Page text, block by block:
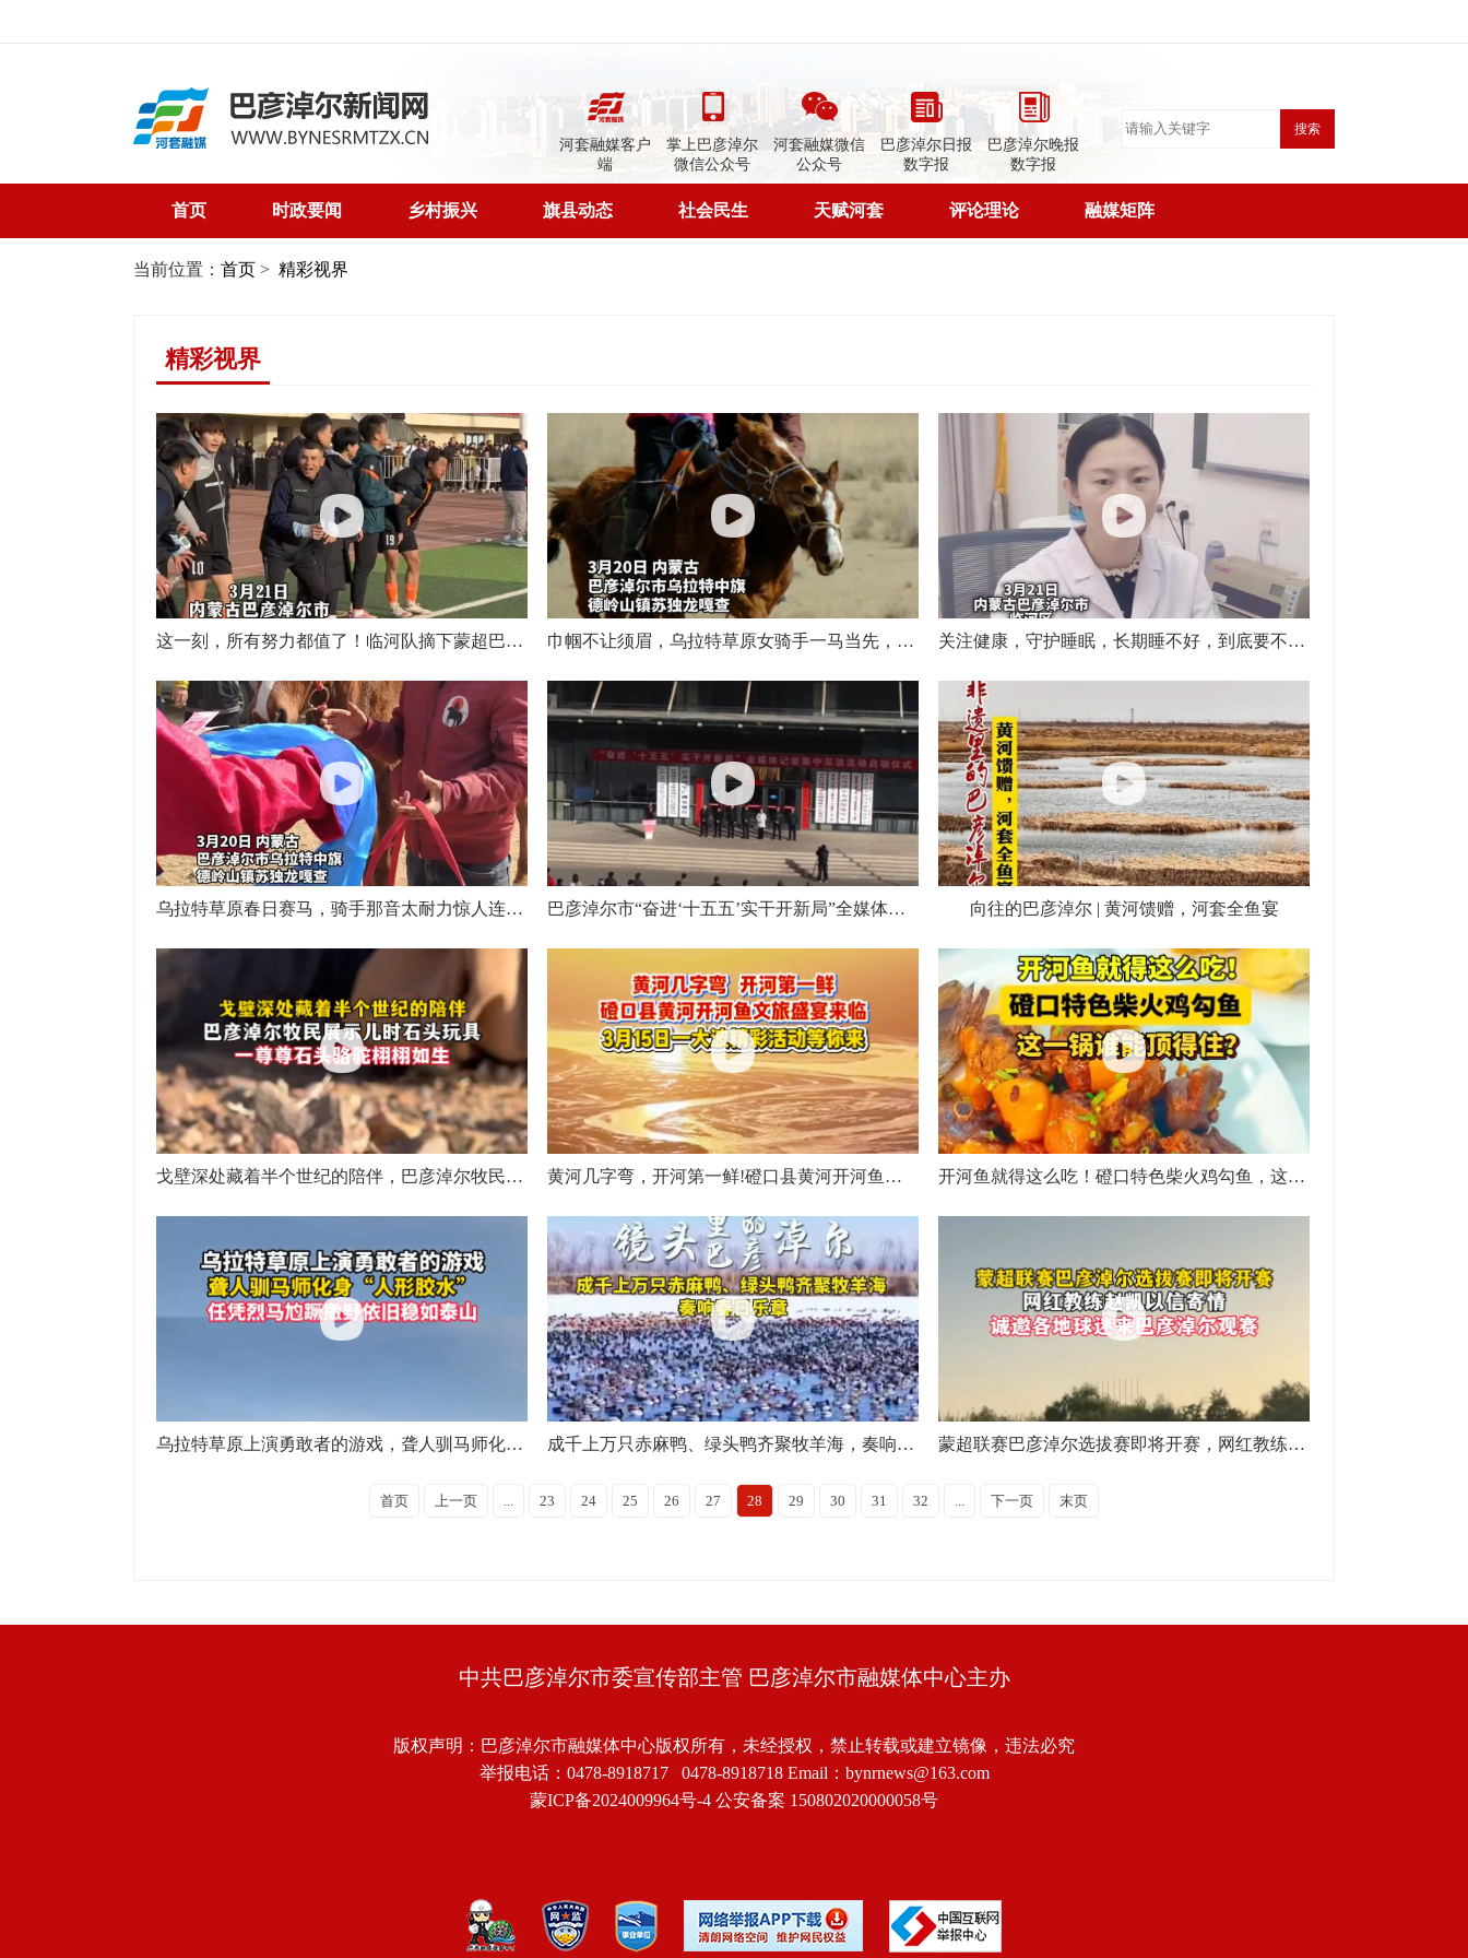
河套融媒客户
端
掌上巴彦淖尔
微信公众号
河套融媒微信
公众号
巴彦淖尔日报
数字报
巴彦淖尔晚报
数字报
搜索
首页 时政要闻 乡村振兴 旗县动态 社会民生 天赋河套 评论理论 融媒矩阵
当前位置： 首页 > 精彩视界
精彩视界
这一刻，所有努力都值了！临河队摘下蒙超巴彦淖尔选拔赛桂冠，球员们用最热烈的方式庆祝胜利 巾帼不让须眉，乌拉特草原女骑手一马当先，勇夺蒙古马6000米比赛冠军 关注健康，守护睡眠，长期睡不好，到底要不要看医生？睡眠医学中心医生为你一次说清
乌拉特草原春日赛马，骑手那音太耐力惊人连续夺得蒙古马一万米和混血马一万米两项冠军 巴彦淖尔市“奋进‘十五五’实干开新局”全媒体记者集中采访活动启动 向往的巴彦淖尔 | 黄河馈赠，河套全鱼宴
戈壁深处藏着半个世纪的陪伴，巴彦淖尔牧民展示儿时石头玩具，一尊尊石头骆驼栩栩如生 黄河几字弯，开河第一鲜!磴口县黄河开河鱼文旅盛宴来临，3月15日一大波精彩活动等你来 开河鱼就得这么吃！磴口特色柴火鸡勾鱼，这一锅谁能顶得住？
乌拉特草原上演勇敢者的游戏，聋人驯马师化身“人形胶水”，任凭烈马尥蹶撒野依旧稳如泰山 成千上万只赤麻鸭、绿头鸭齐聚牧羊海，奏响春日乐章 蒙超联赛巴彦淖尔选拔赛即将开赛，网红教练赵凯以信寄情，诚邀各地球迷来巴彦淖尔观赛
首页 上一页 ... 23 24 25 26 27 28 29 30 31 32 ... 下一页 末页
中共巴彦淖尔市委宣传部主管 巴彦淖尔市融媒体中心主办
版权声明：巴彦淖尔市融媒体中心版权所有，未经授权，禁止转载或建立镜像，违法必究
举报电话：0478-8918717 0478-8918718 Email：bynrnews@163.com
蒙ICP备2024009964号-4 公安备案 150802020000058号